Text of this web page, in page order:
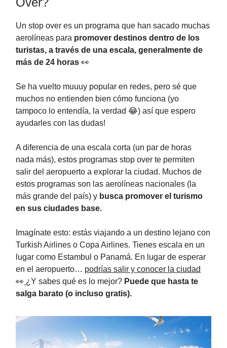
Un stop over es un programa que han sacado muchas
aerolíneas para promover destinos dentro de los
turistas, a través de una escala, generalmente de
más de 24 horas 👀
Se ha vuelto muuuy popular en redes, pero sé que
muchos no entienden bien cómo funciona (yo
tampoco lo entendía, la verdad 😂) así que espero
ayudarles con las dudas!
A diferencia de una escala corta (un par de horas
nada más), estos programas stop over te permiten
salir del aeropuerto a explorar la ciudad. Muchos de
estos programas son las aerolíneas nacionales (la
más grande del país) y busca promover el turismo
en sus ciudades base.
Imagínate esto: estás viajando a un destino lejano con
Turkish Airlines o Copa Airlines. Tienes escala en un
lugar como Estambul o Panamá. En lugar de esperar
en el aeropuerto… podrías salir y conocer la ciudad
👀 ¿Y sabes qué es lo mejor? Puede que hasta te
salga barato (o incluso gratis).